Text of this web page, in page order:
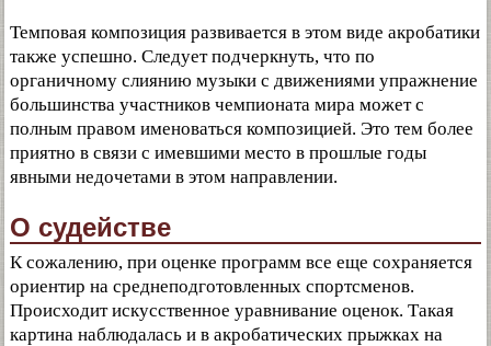
Темповая композиция развивается в этом виде акробатики
также успешно. Следует подчеркнуть, что по
органичному слиянию музыки с движениями упражнение
большинства участников чемпионата мира может с
полным правом именоваться композицией. Это тем более
приятно в связи с имевшими место в прошлые годы
явными недочетами в этом направлении.
О судействе
К сожалению, при оценке программ все еще сохраняется
ориентир на среднеподготовленных спортсменов.
Происходит искусственное уравнивание оценок. Такая
картина наблюдалась и в акробатических прыжках на